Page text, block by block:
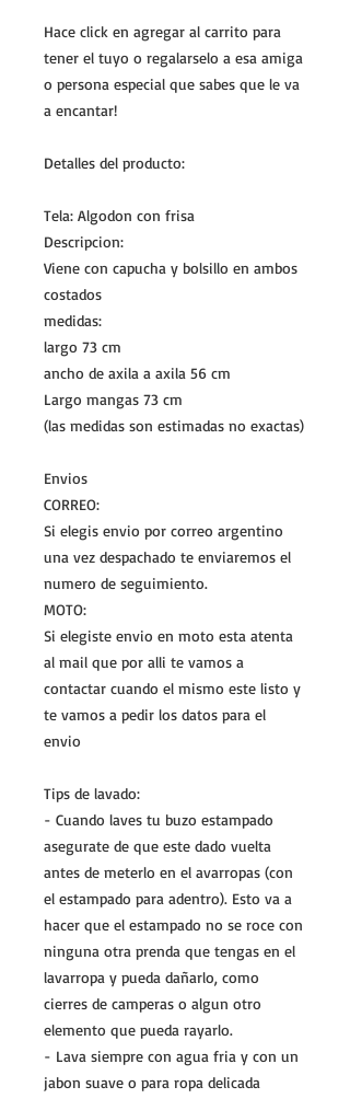
Hace click en agregar al carrito para
tener el tuyo o regalarselo a esa amiga
o persona especial que sabes que le va
a encantar!
Detalles del producto:
Tela: Algodon con frisa
Descripcion:
Viene con capucha y bolsillo en ambos
costados
medidas:
largo 73 cm
ancho de axila a axila 56 cm
Largo mangas 73 cm
(las medidas son estimadas no exactas)
Envios
CORREO:
Si elegis envio por correo argentino
una vez despachado te enviaremos el
numero de seguimiento.
MOTO:
Si elegiste envio en moto esta atenta
al mail que por alli te vamos a
contactar cuando el mismo este listo y
te vamos a pedir los datos para el
envio
Tips de lavado:
- Cuando laves tu buzo estampado
asegurate de que este dado vuelta
antes de meterlo en el avarropas (con
el estampado para adentro). Esto va a
hacer que el estampado no se roce con
ninguna otra prenda que tengas en el
lavarropa y pueda dañarlo, como
cierres de camperas o algun otro
elemento que pueda rayarlo.
- Lava siempre con agua fria y con un
jabon suave o para ropa delicada